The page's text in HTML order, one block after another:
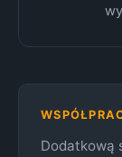
Dodatkową